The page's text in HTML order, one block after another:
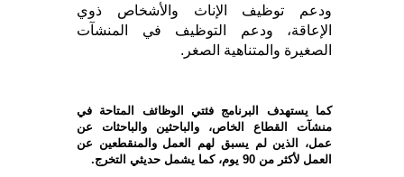
ودعم توظيف الإناث والأشخاص ذوي
الإعاقة، ودعم التوظيف في المنشآت
الصغيرة والمتناهية الصغر.
كما يستهدف البرنامج فئتي الوظائف المتاحة في
منشآت القطاع الخاص، والباحثين والباحثات عن
عمل، الذين لم يسبق لهم العمل والمنقطعين عن
العمل لأكثر من 90 يوم، كما يشمل حديثي التخرج.